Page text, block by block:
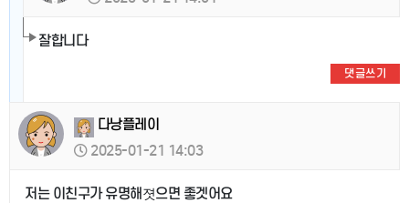
잘합니다
댓글쓰기
다낭플레이
2025-01-21 14:03
저는 이친구가 유명해졋으면 좋겟어요